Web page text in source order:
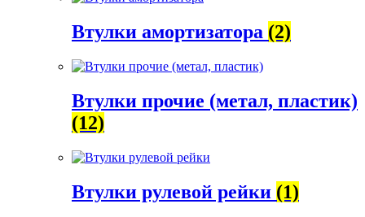
Втулки амортизатора (2)
Втулки прочие (метал, пластик)
(12)
Втулки рулевой рейки (1)